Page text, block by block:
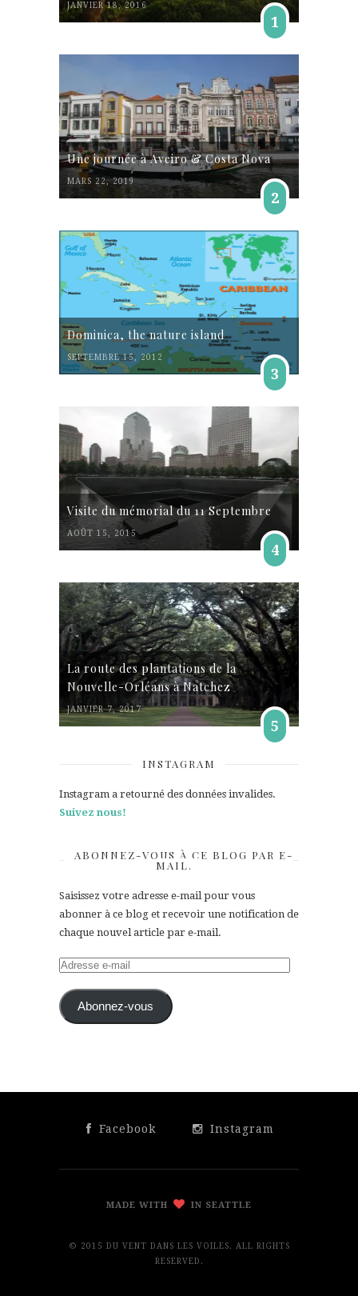
JANVIER 18, 2016
1
Une journée à Aveiro & Costa Nova
MARS 22, 2019
2
Dominica, the nature island
SEPTEMBRE 15, 2012
3
Visite du mémorial du 11 Septembre
AOÛT 15, 2015
4
La route des plantations de la
Nouvelle-Orléans à Natchez
JANVIER 7, 2017
5
INSTAGRAM
Instagram a retourné des données invalides.
Suivez nous!
ABONNEZ-VOUS À CE BLOG PAR E-
MAIL.
Saisissez votre adresse e-mail pour vous
abonner à ce blog et recevoir une notification de
chaque nouvel article par e-mail.
Adresse
mail Abonnez-vous
Facebook Instagram
MADE WITH IN SEATTLE
© 2015 DU VENT DANS LES VOILES. ALL RIGHTS
RESERVED.